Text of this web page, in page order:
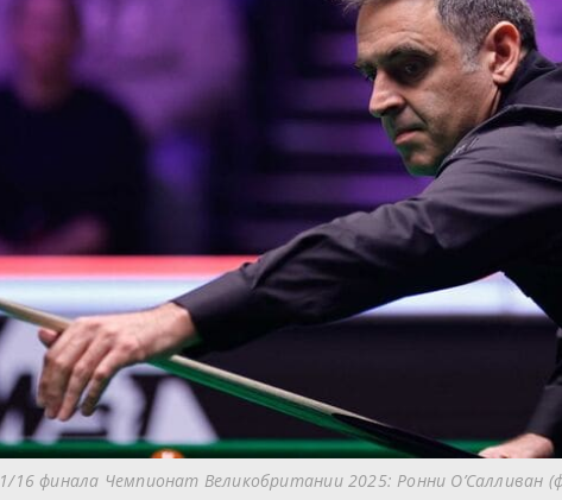
1/16 финала Чемпионат Великобритании 2025: Ронни О’Салливан